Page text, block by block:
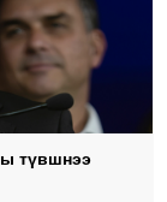
түвшнээ